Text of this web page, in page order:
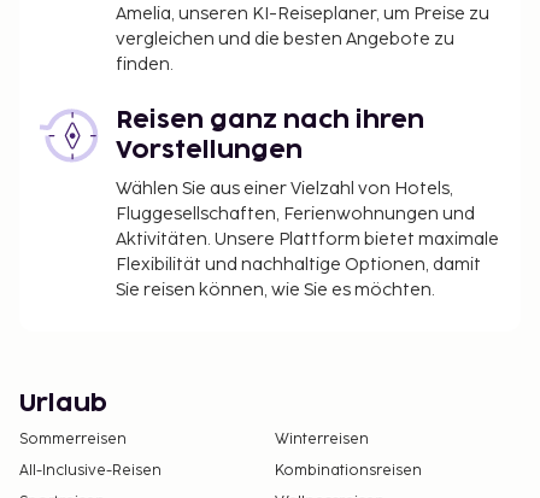
Amelia, unseren KI-Reiseplaner, um Preise zu
vergleichen und die besten Angebote zu
finden.
Reisen ganz nach ihren
Vorstellungen
Wählen Sie aus einer Vielzahl von Hotels,
Fluggesellschaften, Ferienwohnungen und
Aktivitäten. Unsere Plattform bietet maximale
Flexibilität und nachhaltige Optionen, damit
Sie reisen können, wie Sie es möchten.
Urlaub
Sommerreisen
Winterreisen
All-Inclusive-Reisen
Kombinationsreisen